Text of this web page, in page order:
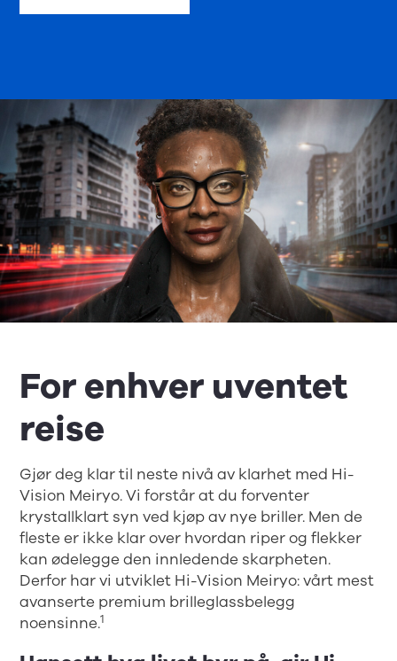
For enhver uventet
reise
Gjør deg klar til neste nivå av klarhet med Hi-
Vision Meiryo. Vi forstår at du forventer
krystallklart syn ved kjøp av nye briller. Men de
fleste er ikke klar over hvordan riper og flekker
kan ødelegge den innledende skarpheten.
Derfor har vi utviklet Hi-Vision Meiryo: vårt mest
avanserte premium brilleglassbelegg
noensinne.1